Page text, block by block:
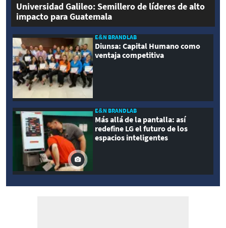
Universidad Galileo: Semillero de líderes de alto
impacto para Guatemala
E&N BRANDLAB
Diunsa: Capital Humano como
ventaja competitiva
E&N BRANDLAB
Más allá de la pantalla: así
redefine LG el futuro de los
espacios inteligentes